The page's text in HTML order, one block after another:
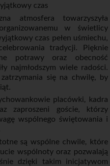
czas
atmosfera towarzyszyła
w świetlicy
czas pełen uśmiechu,
tradycji. Pięknie
potrawy oraz obecność
najmłodszym wiele radości.
się na chwilę, by
placówki, kadra
zaproszeni goście, którzy
wspólnego świętowania i
są wspólne chwile, które
wspólnoty oraz pozwalają
dzięki takim inicjatywom